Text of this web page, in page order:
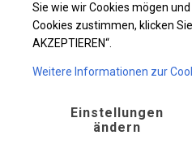
Sie wie wir Cookies mögen
Cookies zustimmen, klicken Sie
AKZEPTIEREN“.
Weitere Informationen zur
Einstellungen
ändern